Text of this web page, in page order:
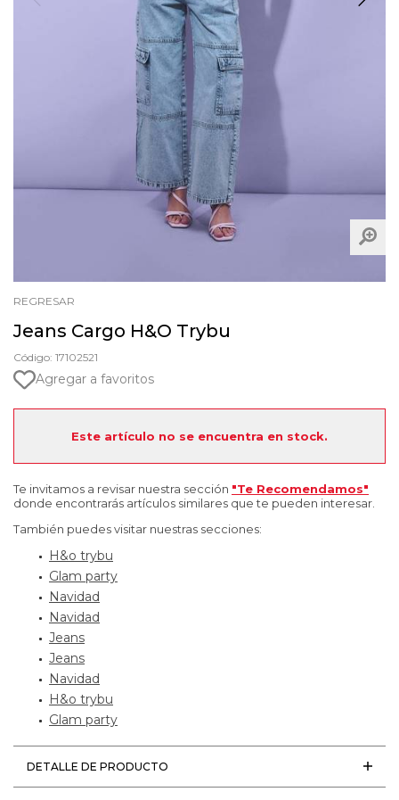
REGRESAR
Jeans Cargo H&O Trybu
Código: 17102521
Agregar a favoritos
Este artículo no se encuentra en stock.
Te invitamos a revisar nuestra sección "Te Recomendamos"
donde encontrarás artículos similares que te pueden interesar.
También puedes visitar nuestras secciones:
H&o trybu
Glam party
Navidad
Navidad
Jeans
Jeans
Navidad
H&o trybu
Glam party
DETALLE DE PRODUCTO